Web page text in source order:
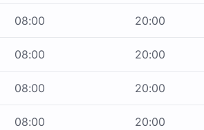
08:00 20:00
08:00 20:00
08:00 20:00
08:00 20:00